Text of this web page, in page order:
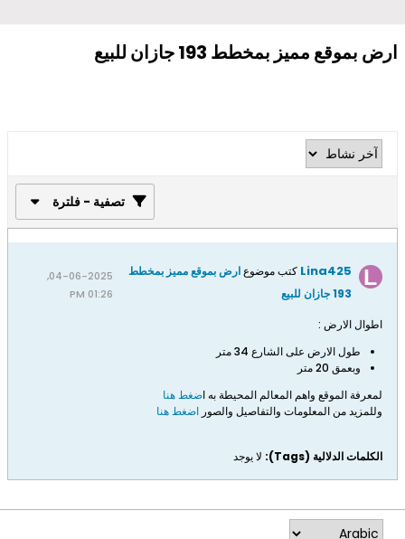
ارض بموقع مميز بمخطط 193 جازان للبيع
تصفية - فلترة
Lina425 كتب موضوعارض بموقع مميز بمخطط
193 جازان للبيع
04-06-2025,
01:26 PM
اطوال الارض :
طول الارض على الشارع 34 متر
وبعمق 20 متر
لمعرفة الموقع واهم المعالم المحيطة به اضغط هنا
وللمزيد من المعلومات والتفاصيل والصور اضغط هنا
الكلمات الدلالية (Tags): لا يوجد